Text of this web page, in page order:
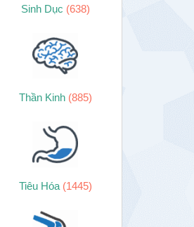
Sinh Dục (638)
Thần Kinh (885)
Tiêu Hóa (1445)